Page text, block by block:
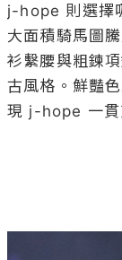
j-hope 則選擇
大面積騎馬圖
衫繫腰與粗鍊
古風格。鮮豔
現 j-hope 一貫